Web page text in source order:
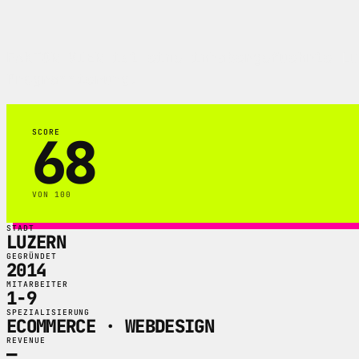
SCORE
68
VON 100
STADT
LUZERN
GEGRÜNDET
2014
MITARBEITER
1-9
SPEZIALISIERUNG
ECOMMERCE · WEBDESIGN
REVENUE
—